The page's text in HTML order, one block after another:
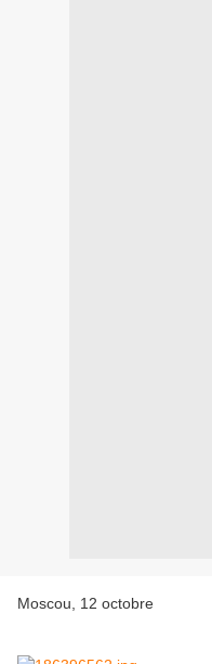
Moscou, 12 octobre